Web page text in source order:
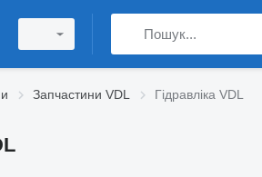
Запчастини VDL Гідравліка VDL